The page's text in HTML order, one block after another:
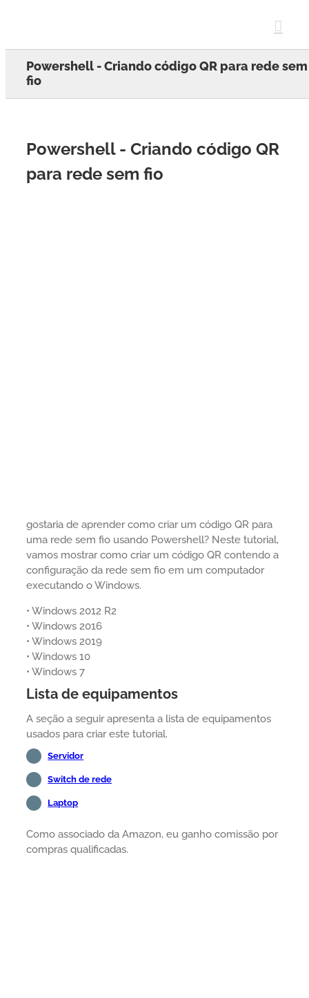
Powershell - Criando código QR para rede sem
fio
Powershell - Criando código QR
para rede sem fio
gostaria de aprender como criar um código QR para
uma rede sem fio usando Powershell? Neste tutorial,
vamos mostrar como criar um código QR contendo a
configuração da rede sem fio em um computador
executando o Windows.
• Windows 2012 R2
• Windows 2016
• Windows 2019
• Windows 10
• Windows 7
Lista de equipamentos
A seção a seguir apresenta a lista de equipamentos
usados para criar este tutorial.
Servidor
Switch de rede
Laptop
Como associado da Amazon, eu ganho comissão por
compras qualificadas.